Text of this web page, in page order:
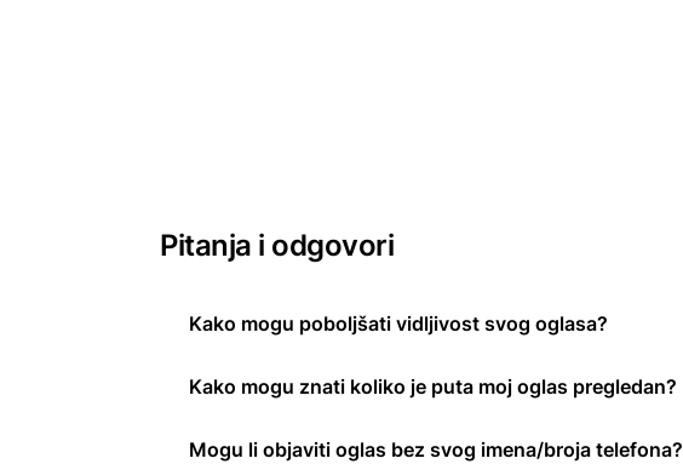
Pitanja i odgovori
Kako mogu poboljšati vidljivost svog oglasa?
Kako mogu znati koliko je puta moj oglas pregledan?
Mogu li objaviti oglas bez svog imena/broja telefona?